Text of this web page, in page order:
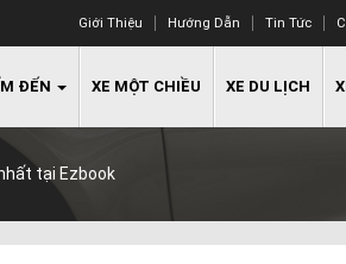
Giới Thiệu Hướng Dẫn Tin Tức
ĐẾN XE MỘT CHIỀU XE DU LỊCH
tại Ezbook